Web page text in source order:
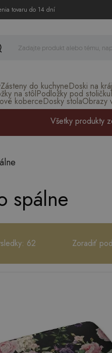
tovaru do 14 dní
Zásteny do kuchyneDoski na
na stôlPodložky pod stoličku
koberceDosky stolaObrazy
Všetky produkty
spálne
62 Zoradiť